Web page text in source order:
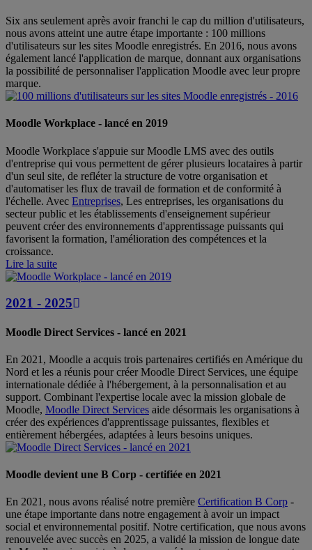
Six ans seulement après avoir franchi le cap du million d'utilisateurs,
nous avons atteint une autre étape importante : 100 millions
d'utilisateurs sur les sites Moodle enregistrés. En 2016, nous avons
également lancé l'application de marque, donnant aux organisations
la possibilité de personnaliser l'application Moodle avec leur propre
marque.
Moodle Workplace - lancé en 2019
Moodle Workplace s'appuie sur Moodle LMS avec des outils
d'entreprise qui vous permettent de gérer plusieurs locataires à partir
d'un seul site, de refléter la structure de votre organisation et
d'automatiser les flux de travail de formation et de conformité à
l'échelle. Avec Entreprises, Les entreprises, les organisations du
secteur public et les établissements d'enseignement supérieur
peuvent créer des environnements d'apprentissage puissants qui
favorisent la formation, l'amélioration des compétences et la
croissance.
Lire la suite
2021 - 2025
Moodle Direct Services - lancé en 2021
En 2021, Moodle a acquis trois partenaires certifiés en Amérique du
Nord et les a réunis pour créer Moodle Direct Services, une équipe
internationale dédiée à l'hébergement, à la personnalisation et au
support. Combinant l'expertise locale avec la mission globale de
Moodle, Moodle Direct Services aide désormais les organisations à
créer des expériences d'apprentissage puissantes, flexibles et
entièrement hébergées, adaptées à leurs besoins uniques.
Moodle devient une B Corp - certifiée en 2021
En 2021, nous avons réalisé notre première Certification B Corp -
une étape importante dans notre engagement à avoir un impact
social et environnemental positif. Notre certification, que nous avons
renouvelée avec succès en 2025, a validé la mission de longue date